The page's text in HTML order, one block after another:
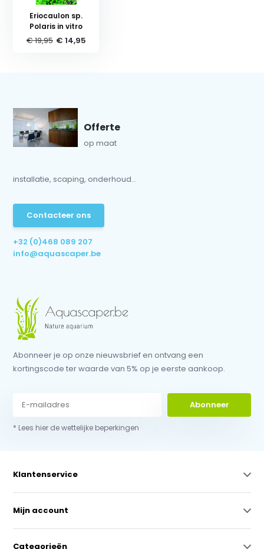
Eriocaulon sp.
Polaris in vitro
€ 19,95 € 14,95
Offerte
op maat
installatie, scaping, onderhoud...
Contacteer ons
+32 (0)468 089 207
info@aquascaper.be
Abonneer je op onze nieuwsbrief en ontvang een
kortingscode ter waarde van 5% op je eerste aankoop.
Abonneer
* Lees hier de wettelijke beperkingen
Klantenservice
Mijn account
Categorieën